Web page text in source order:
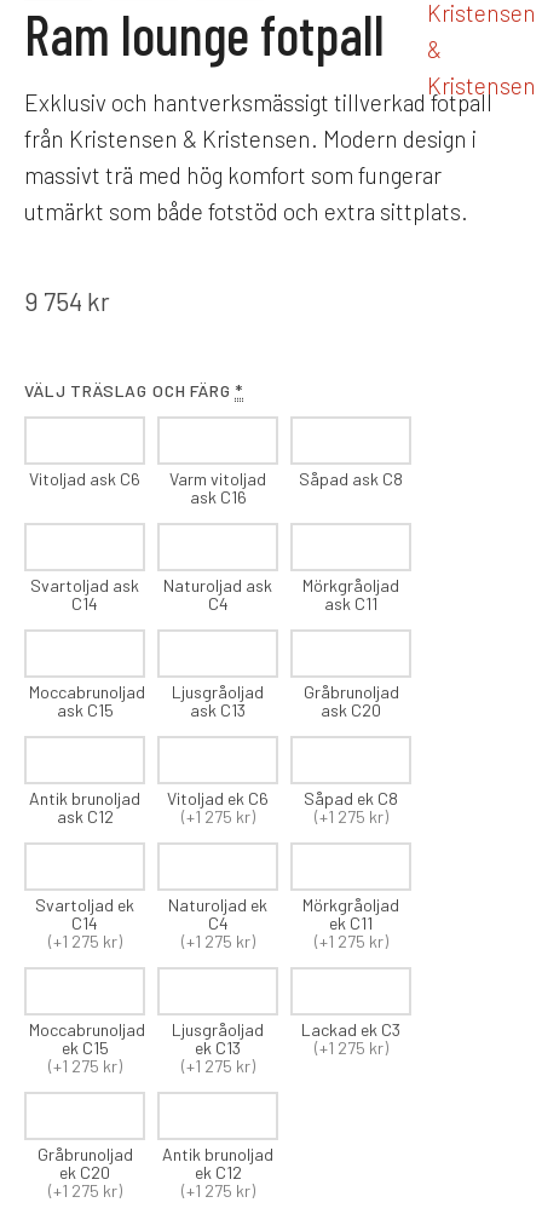
Ram lounge fotpall
Exklusiv och hantverksmässigt tillverkad fotpall
från Kristensen & Kristensen. Modern design i
massivt trä med hög komfort som fungerar
utmärkt som både fotstöd och extra sittplats.
9 754 kr
VÄLJ TRÄSLAG OCH FÄRG *
Vitoljad ask C6
Varm vitoljad
ask C16
Såpad ask C8
Svartoljad ask
C14
Naturoljad ask
C4
Mörkgråoljad
ask C11
Moccabrunoljad
ask C15
Ljusgråoljad
ask C13
Gråbrunoljad
ask C20
Antik brunoljad
ask C12
Vitoljad ek C6
(+1 275 kr)
Såpad ek C8
(+1 275 kr)
Svartoljad ek
C14
(+1 275 kr)
Naturoljad ek
C4
(+1 275 kr)
Mörkgråoljad
ek C11
(+1 275 kr)
Moccabrunoljad
ek C15
(+1 275 kr)
Ljusgråoljad
ek C13
(+1 275 kr)
Lackad ek C3
(+1 275 kr)
Gråbrunoljad
ek C20
(+1 275 kr)
Antik brunoljad
ek C12
(+1 275 kr)